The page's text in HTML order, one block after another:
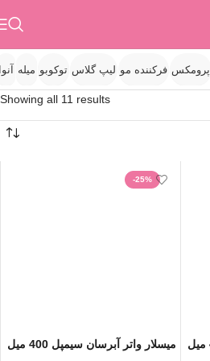
پرومکس فرکننده مو لیپ گلاس توکوبو میله
Showing all 11 results
-25%
میسلار واتر آبرسان سیمپل 400 میل